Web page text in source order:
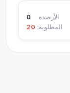
0
المطلوبة: 20